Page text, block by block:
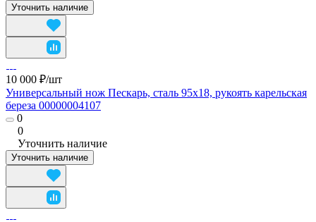
Уточнить наличие
10 000 ₽/шт
Универсальный нож Пескарь, сталь 95х18, рукоять карельская
береза 00000004107
0
0
Уточнить наличие
Уточнить наличие